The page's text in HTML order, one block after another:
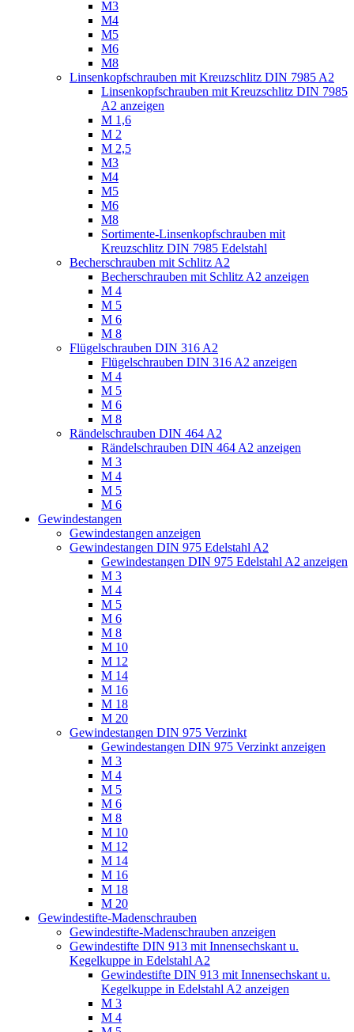
M3
M4
M5
M6
M8
Linsenkopfschrauben mit Kreuzschlitz DIN 7985 A2
Linsenkopfschrauben mit Kreuzschlitz DIN 7985
A2 anzeigen
M 1,6
M 2
M 2,5
M3
M4
M5
M6
M8
Sortimente-Linsenkopfschrauben mit
Kreuzschlitz DIN 7985 Edelstahl
Becherschrauben mit Schlitz A2
Becherschrauben mit Schlitz A2 anzeigen
M 4
M 5
M 6
M 8
Flügelschrauben DIN 316 A2
Flügelschrauben DIN 316 A2 anzeigen
M 4
M 5
M 6
M 8
Rändelschrauben DIN 464 A2
Rändelschrauben DIN 464 A2 anzeigen
M 3
M 4
M 5
M 6
Gewindestangen
Gewindestangen anzeigen
Gewindestangen DIN 975 Edelstahl A2
Gewindestangen DIN 975 Edelstahl A2 anzeigen
M 3
M 4
M 5
M 6
M 8
M 10
M 12
M 14
M 16
M 18
M 20
Gewindestangen DIN 975 Verzinkt
Gewindestangen DIN 975 Verzinkt anzeigen
M 3
M 4
M 5
M 6
M 8
M 10
M 12
M 14
M 16
M 18
M 20
Gewindestifte-Madenschrauben
Gewindestifte-Madenschrauben anzeigen
Gewindestifte DIN 913 mit Innensechskant u.
Kegelkuppe in Edelstahl A2
Gewindestifte DIN 913 mit Innensechskant u.
Kegelkuppe in Edelstahl A2 anzeigen
M 3
M 4